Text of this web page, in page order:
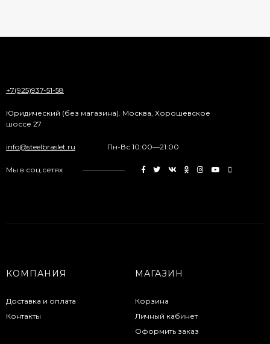
+7(925)937-51-58
Юридический (без магазина). Москва, Хорошевское
шоссе 27
info@steelbraslet.ru Пн-Вс 10:00—21:00
Мы в соц.сетях
КОМПАНИЯ
Доставка и оплата
Контакты
МАГАЗИН
Корзина
Личный кабинет
Оформить заказ